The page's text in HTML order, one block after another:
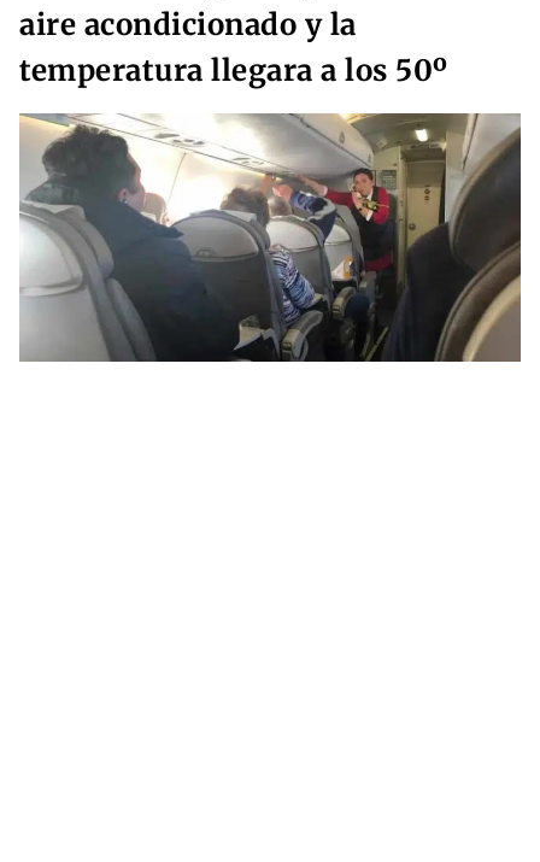
aire acondicionado y la
temperatura llegara a los 50º